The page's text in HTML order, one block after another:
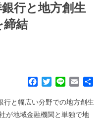
行と地方創生
締結
c
e
T
i
t
n
e
E
a
i
行と幅広い分野での地方創生
が地域金融機関と単独で地